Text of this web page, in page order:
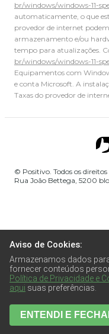
br/windows/windows-11-
automaticamente, o que
provedor de internet
armazenamento e/ou
tempo para atualizações.
br/windows/windows-11-
Equipamentos com
e conta Microsoft. A
Taxas do provedor de
© Positivo. Todos os
Rua João Bettega, 5200
Aviso de Cookies:
Armazenamos dados
fornecer conteúdos
Política de Privacidade e
aqui suas preferências.
ENTENDI E